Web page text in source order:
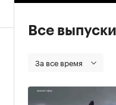
Все
За все время